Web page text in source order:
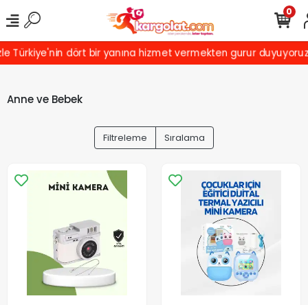
dört bir yanına hizmet vermekten gurur duyuyoruz!
0
Anne ve Bebek
Filtreleme Sıralama